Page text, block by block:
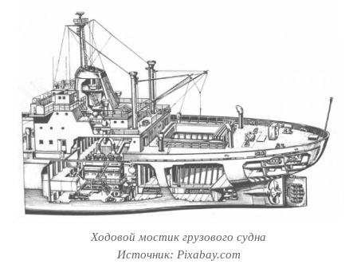
Ходовой мостик грузового судна
Источник: Pixabay.com